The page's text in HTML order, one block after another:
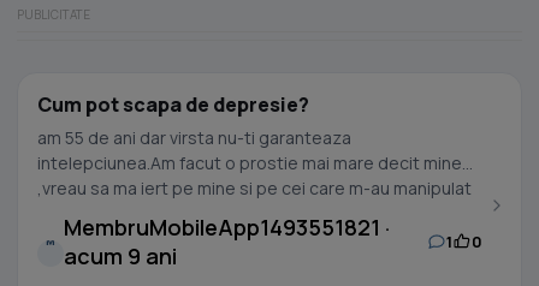
Cum pot scapa de depresie?
am 55 de ani dar virsta nu-ti garanteaza
intelepciunea.Am facut o prostie mai mare decit mine
,vreau sa ma iert pe mine si pe cei care m-au manipulat
M
MembruMobileApp1493551821 ·
acum 9 ani
1 0